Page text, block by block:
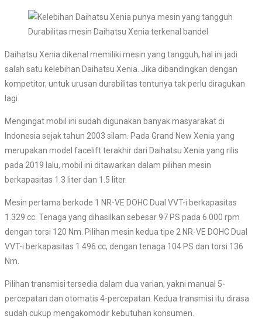
Durabilitas mesin Daihatsu Xenia terkenal bandel
Daihatsu Xenia dikenal memiliki mesin yang tangguh, hal ini jadi
salah satu kelebihan Daihatsu Xenia. Jika dibandingkan dengan
kompetitor, untuk urusan durabilitas tentunya tak perlu diragukan
lagi.
Mengingat mobil ini sudah digunakan banyak masyarakat di
Indonesia sejak tahun 2003 silam. Pada Grand New Xenia yang
merupakan model facelift terakhir dari Daihatsu Xenia yang rilis
pada 2019 lalu, mobil ini ditawarkan dalam pilihan mesin
berkapasitas 1.3 liter dan 1.5 liter.
Mesin pertama berkode 1 NR-VE DOHC Dual VVT-i berkapasitas
1.329 cc. Tenaga yang dihasilkan sebesar 97 PS pada 6.000 rpm
dengan torsi 120 Nm. Pilihan mesin kedua tipe 2 NR-VE DOHC Dual
VVT-i berkapasitas 1.496 cc, dengan tenaga 104 PS dan torsi 136
Nm.
Pilihan transmisi tersedia dalam dua varian, yakni manual 5-
percepatan dan otomatis 4-percepatan. Kedua transmisi itu dirasa
sudah cukup mengakomodir kebutuhan konsumen.